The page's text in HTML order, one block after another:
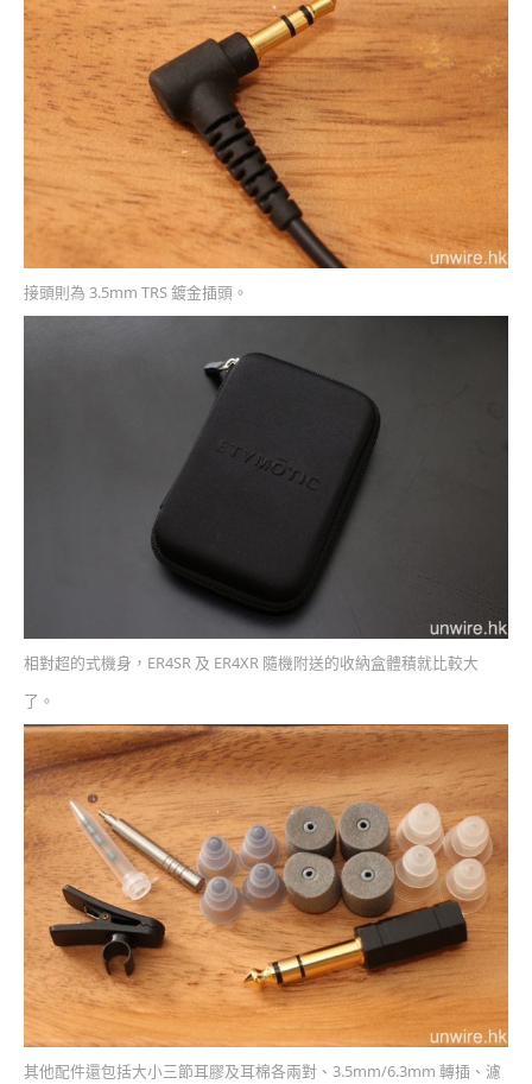
接頭則為 3.5mm TRS 鍍金插頭。
相對超的式機身，ER4SR 及 ER4XR 隨機附送的收納盒體積就比較大
了。
其他配件還包括大小三節耳膠及耳棉各兩對、3.5mm/6.3mm 轉插、濾